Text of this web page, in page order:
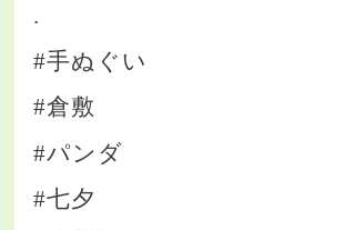
.
#手ぬぐい
#倉敷
#パンダ
#七夕